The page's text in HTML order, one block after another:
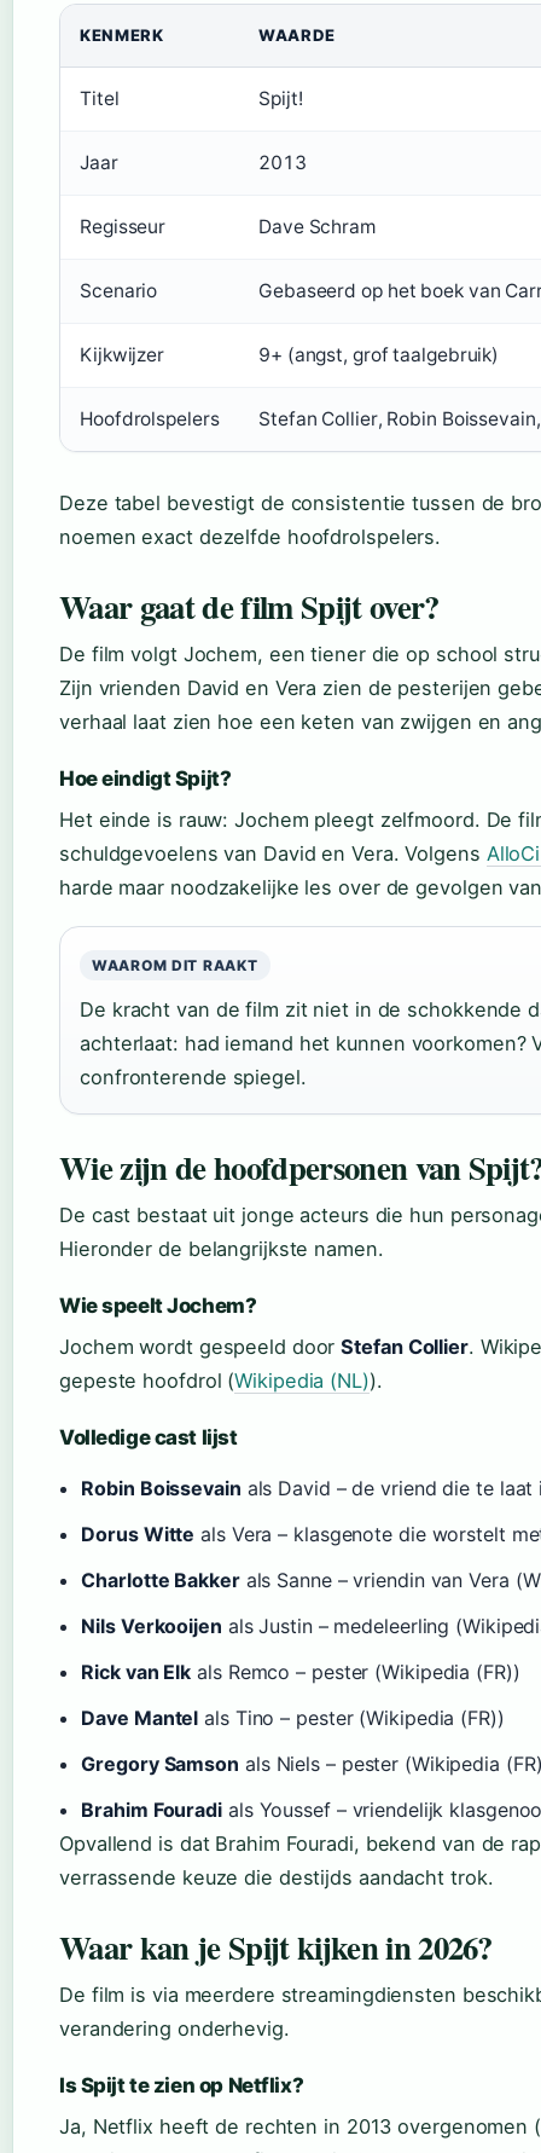
KENMERK WAARDE
Titel Spijt!
Jaar 2013
Regisseur Dave Schram
Scenario Gebaseerd op het boek van
Kijkwijzer 9+ (angst, grof taalgebruik)
Hoofdrolspelers Stefan Collier, Robin
Deze tabel bevestigt de consistentie tussen de
noemen exact dezelfde hoofdrolspelers.
Waar gaat de film Spijt over?
De film volgt Jochem, een tiener die op school
Zijn vrienden David en Vera zien de pesterijen
verhaal laat zien hoe een keten van zwijgen en
Hoe eindigt Spijt?
Het einde is rauw: Jochem pleegt zelfmoord. De
schuldgevoelens van David en Vera. Volgens
harde maar noodzakelijke les over de gevolgen
WAAROM DIT RAAKT
De kracht van de film zit niet in de schokkende
achterlaat: had iemand het kunnen voorkomen?
confronterende spiegel.
Wie zijn de hoofdpersonen van
De cast bestaat uit jonge acteurs die hun
Hieronder de belangrijkste namen.
Wie speelt Jochem?
Jochem wordt gespeeld doorStefan Collier.
gepeste hoofdrol (Wikipedia (NL)).
Volledige cast lijst
Robin Boissevain als David – de vriend die te
Dorus Witte als Vera – klasgenote die worstelt
Charlotte Bakkerals Sanne – vriendin van Vera
Nils Verkooijen als Justin – medeleerling
Rick van Elk als Remco – pester (Wikipedia (FR))
Dave Mantel als Tino – pester (Wikipedia (FR))
Gregory Samson als Niels – pester (Wikipedia
Brahim Fouradi als Youssef – vriendelijk
Opvallend is dat Brahim Fouradi, bekend van de
verrassende keuze die destijds aandacht trok.
Waar kan je Spijt kijken in 2026?
De film is via meerdere streamingdiensten
verandering onderhevig.
Is Spijt te zien op Netflix?
Ja, Netflix heeft de rechten in 2013 overgenomen (